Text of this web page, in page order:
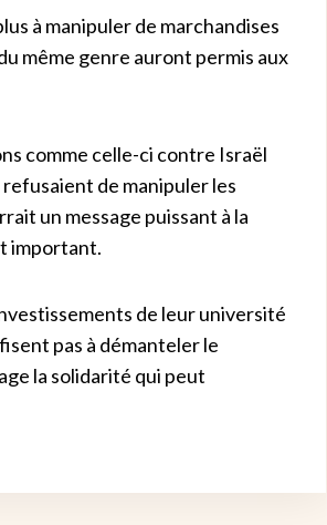
à manipuler de marchandises
même genre auront permis aux
comme celle-ci contre Israël
refusaient de manipuler les
un message puissant à la
important.
de leur université
pas à démanteler le
la solidarité qui peut